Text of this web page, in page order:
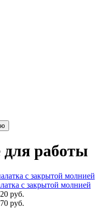
работы
с закрытой молнией
руб.
руб.